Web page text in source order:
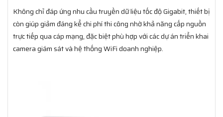
Không chỉ đáp ứng nhu cầu truyền dữ liệu tốc độ Gigabit, thiết bị
còn giúp giảm đáng kể chi phí thi công nhờ khả năng cấp nguồn
trực tiếp qua cáp mạng, đặc biệt phù hợp với các dự án triển khai
camera giám sát và hệ thống WiFi doanh nghiệp.